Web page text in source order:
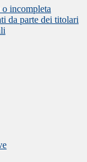
o incompleta
da parte dei titolari